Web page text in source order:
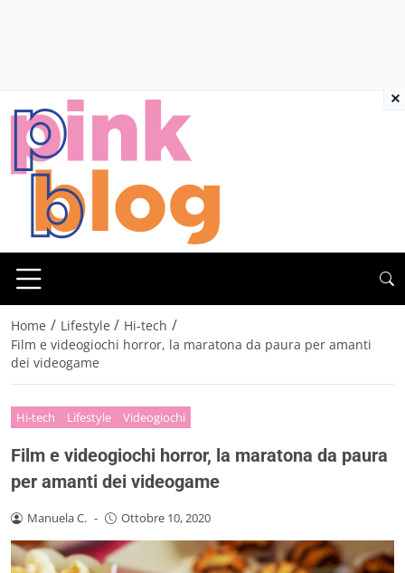
Home / Lifestyle / Hi-tech /
Film e videogiochi horror, la maratona da paura per amanti
dei videogame
Hi-tech Lifestyle Videogiochi
Film e videogiochi horror, la maratona da paura
per amanti dei videogame
Manuela C. - Ottobre 10, 2020
×